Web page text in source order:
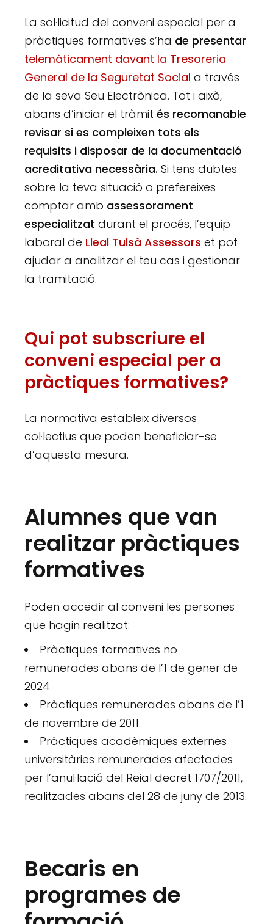
La sol·licitud del conveni especial per a
pràctiques formatives s’ha de presentar
telemàticament davant la Tresoreria
General de la Seguretat Social a través
de la seva Seu Electrònica. Tot i això,
abans d’iniciar el tràmités recomanable
revisar si es compleixen tots els
requisits i disposar de la documentació
acreditativa necessària. Si tens dubtes
sobre la teva situació o prefereixes
comptar amb assessorament
especialitzat durant el procés, l’equip
laboral de Lleal Tulsà Assessorset pot
ajudar a analitzar el teu cas i gestionar
la tramitació.
Qui pot subscriure el
conveni especial per a
pràctiques formatives?
La normativa estableix diversos
col·lectius que poden beneficiar-se
d’aquesta mesura.
Alumnes que van
realitzar pràctiques
formatives
Poden accedir al conveni les persones
que hagin realitzat:
Pràctiques formatives no
remunerades abans de l’1 de gener de
2024.
Pràctiques remunerades abans de l’1
de novembre de 2011.
Pràctiques acadèmiques externes
universitàries remunerades afectades
per l’anul·lació del Reial decret 1707/2011,
realitzades abans del 28 de juny de 2013.
Becaris en
programes de